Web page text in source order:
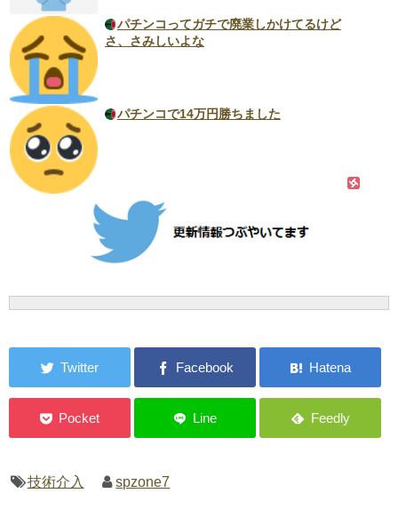
パチンコってガチで廃業しかけてるけど
さ、さみしいよな
パチンコで14万円勝ちました
技術介入 spzone7